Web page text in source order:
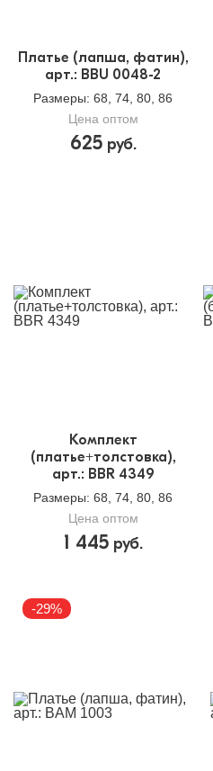
Платье (лапша, фатин),
арт.: BBU 0048-2
Размеры: 68, 74, 80, 86
Цена оптом
625руб.
Комплект
(платье+толстовка),
арт.: BBR 4349
Размеры: 68, 74, 80, 86
Цена оптом
1 445руб.
-29%